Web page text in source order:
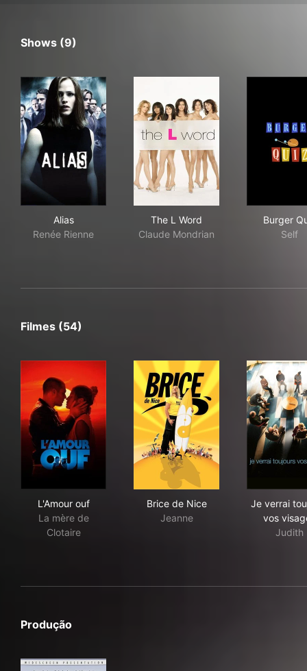
Shows (9)
Alias
Renée Rienne
The L Word
Claude Mondrian
Burger
Self
Filmes (54)
L'Amour ouf
La mère de
Clotaire
Brice de Nice
Jeanne
Je verrai
vos
Judith
Produção